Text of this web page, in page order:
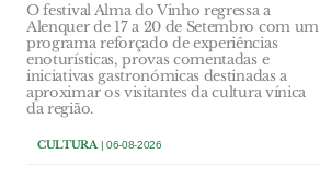
O festival Alma do Vinho regressa a
Alenquer de 17 a 20 de Setembro com um
programa reforçado de experiências
enoturísticas, provas comentadas e
iniciativas gastronómicas destinadas a
aproximar os visitantes da cultura vínica
da região.
CULTURA| 06-08-2026